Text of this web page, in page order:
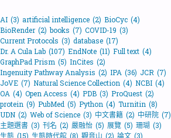
AI (3) artificial intelligence (2) BioCyc (4)
BioRender (2) books (7) COVID-19 (3)
Current Protocols (3) database (17)
Dr. A Cula Lab (107) EndNote (11) Full text (4)
GraphPad Prism (5) InCites (2)
Ingenuity Pathway Analysis (2) IPA (36) JCR (7)
JoVE (7) Natural Science Collection (4) NCBI (4)
OA (4) Open Access (4) PDB (3) ProQuest (2)
protein (9) PubMed (5) Python (4) Turnitin (8)
UDN (2) Web of Science (3) 中文書籍 (2) 中研院 (7)
主題選書 (3) 刊名 (2) 嚴融怡 (5) 展覽 (5) 珊瑚 (3)
生態 (15) 生態時代館 (8) 觀音山 (2) 論文 (3)